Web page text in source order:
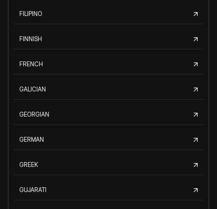
FILIPINO
FINNISH
FRENCH
GALICIAN
GEORGIAN
GERMAN
GREEK
GUJARATI